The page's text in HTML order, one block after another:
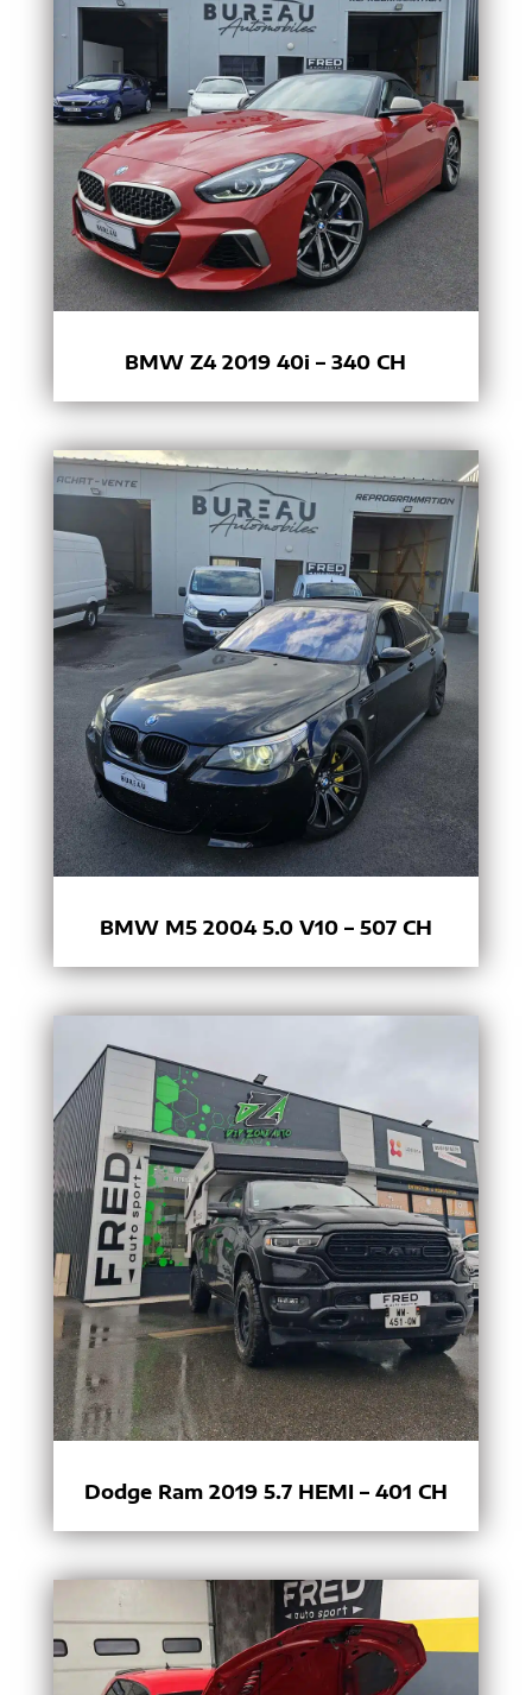
BMW Z4 2019 40i – 340 CH
BMW M5 2004 5.0 V10 – 507 CH
Dodge Ram 2019 5.7 HEMI – 401 CH